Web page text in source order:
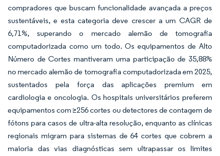
compradores que buscam funcionalidade avançada a preços
sustentáveis, e esta categoria deve crescer a um CAGR de
6,71%, superando o mercado alemão de tomografia
computadorizada como um todo. Os equipamentos de Alto
Número de Cortes mantiveram uma participação de 35,88%
no mercado alemão de tomografia computadorizada em 2025,
sustentados pela força das aplicações premium em
cardiologia e oncologia. Os hospitais universitários preferem
equipamentos com ≥256 cortes ou detectores de contagem de
fótons para casos de ultra-alta resolução, enquanto as clínicas
regionais migram para sistemas de 64 cortes que cobrem a
maioria das vias diagnósticas sem ultrapassar os limites